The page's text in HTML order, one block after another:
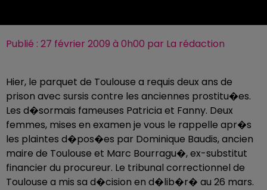
Publié : 27 février 2009 à 0h00 par La rédaction
Hier, le parquet de Toulouse a requis deux ans de
prison avec sursis contre les anciennes prostitu�es.
Les d�sormais fameuses Patricia et Fanny. Deux
femmes, mises en examen je vous le rappelle apr�s
les plaintes d�pos�es par Dominique Baudis, ancien
maire de Toulouse et Marc Bourragu�, ex-substitut
financier du procureur. Le tribunal correctionnel de
Toulouse a mis sa d�cision en d�lib�r� au 26 mars.